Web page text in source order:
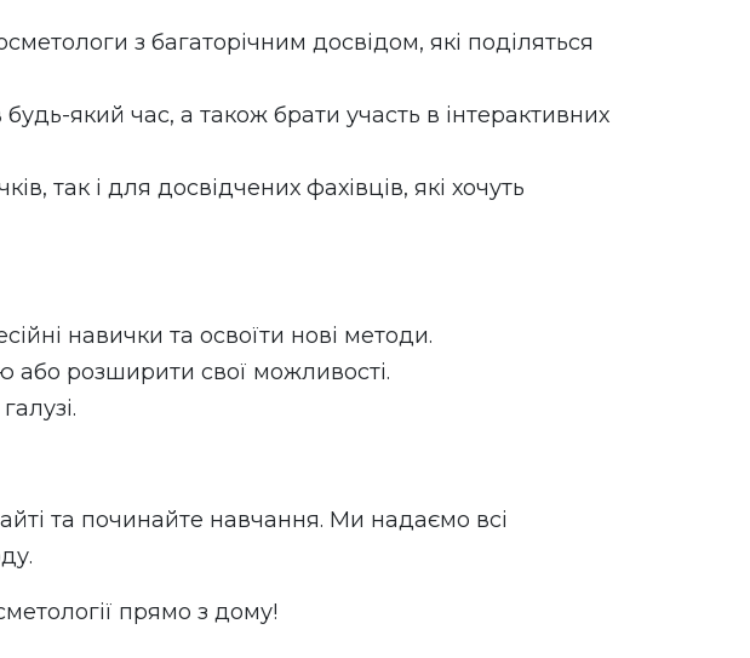
з багаторічним досвідом, які поділяться
який час, а також брати участь в інтерактивних
так і для досвідчених фахівців, які хочуть
навички та освоїти нові методи.
або розширити свої можливості.
та починайте навчання. Ми надаємо всі
прямо з дому!